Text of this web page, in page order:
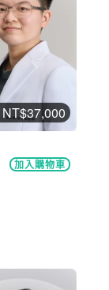
NT$37,000
加入購物車